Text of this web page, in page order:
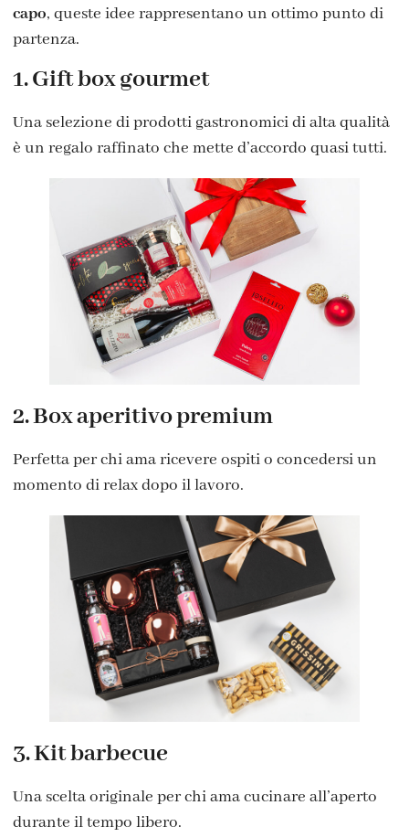
capo, queste idee rappresentano un ottimo punto di
partenza.
1. Gift box gourmet
Una selezione di prodotti gastronomici di alta qualità
è un regalo raffinato che mette d’accordo quasi tutti.
2. Box aperitivo premium
Perfetta per chi ama ricevere ospiti o concedersi un
momento di relax dopo il lavoro.
3. Kit barbecue
Una scelta originale per chi ama cucinare all’aperto
durante il tempo libero.